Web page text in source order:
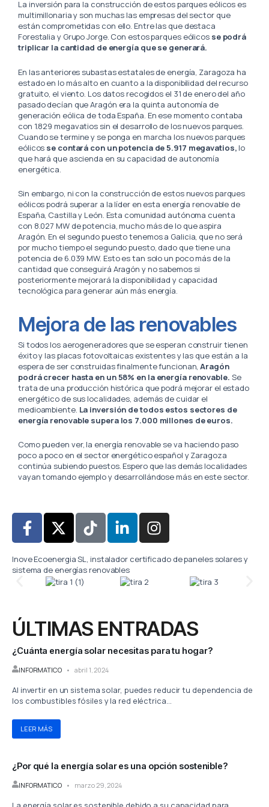
La inversión para la construcción de estos parques eólicos es
multimillonaria y son muchas las empresas del sector que
están comprometidas con ello. Entre las que destaca
Forestalia y Grupo Jorge. Con estos parques eólicosse podrá
triplicar la cantidad de energía que se generará.
En las anteriores subastas estatales de energía, Zaragoza ha
estado en lo más alto en cuanto a la disponibilidad del recurso
gratuito, el viento. Los datos recogidos el 31 de enero del año
pasado decían que Aragón era la quinta autonomía de
generación eólica de toda España. En ese momento contaba
con 1.829 megavatios sin el desarrollo de los nuevos parques.
Cuando se termine y se ponga en marcha los nuevos parques
eólicos se contará con un potencia de 5.917 megavatios, lo
que hará que ascienda en su capacidad de autonomía
energética.
Sin embargo, ni con la construcción de estos nuevos parques
eólicos podrá superar a la líder en esta energía renovable de
España, Castilla y León. Esta comunidad autónoma cuenta
con 8.027 MW de potencia, mucho más de lo que aspira
Aragón. En el segundo puesto tenemos a Galicia, que no será
por mucho tiempo el segundo puesto, dado que tiene una
potencia de 6.039 MW. Esto es tan solo un poco más de la
cantidad que conseguirá Aragón y no sabemos si
posteriormente mejorará la disponibilidad y capacidad
tecnológica para generar aún más energía.
Mejora de las renovables
Si todos los aerogeneradores que se esperan construir tienen
éxito y las placas fotovoltaicas existentes y las que están a la
espera de ser construidas finalmente funcionan,Aragón
podrá crecer hasta en un 58% en la energía renovable. Se
trata de una producción histórica que podrá mejorar el estado
energético de sus localidades, además de cuidar el
medioambiente. La inversión de todos estos sectores de
energía renovable supera los 7.000 millones de euros.
Como pueden ver, la energía renovable se va haciendo paso
poco a poco en el sector energético español y Zaragoza
continúa subiendo puestos. Espero que las demás localidades
vayan tomando ejemplo y desarrollándose más en este sector.
F
a
c
e
b
k
-
f
X
-
t
w
i
e
r
T
i
k
t
o
L
i
n
k
e
n
-
i
I
n
s
t
a
m
Inove Ecoenergia SL, instalador certificado de paneles solares y
sistema de energías renovables
ÚLTIMAS ENTRADAS
¿Cuánta energía solar necesitas para tu hogar?
INFORMATICO abril 1, 2024
Al invertir en un sistema solar, puedes reducir tu dependencia de
los combustibles fósiles y la red eléctrica...
LEER MÁS
¿Por qué la energía solar es una opción sostenible?
INFORMATICO marzo 29, 2024